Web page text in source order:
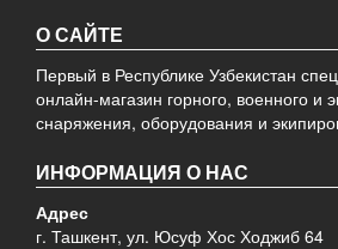
О САЙТЕ
Первый в Республике Узбекистан
онлайн-магазин горного, военного и
снаряжения, оборудования и
ИНФОРМАЦИЯ О НАС
Адрес
г. Ташкент, ул. Юсуф Хос Ходжиб 64